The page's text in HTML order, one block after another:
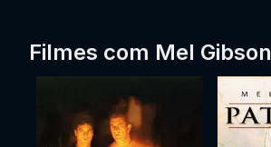
Filmes com Mel Gibson